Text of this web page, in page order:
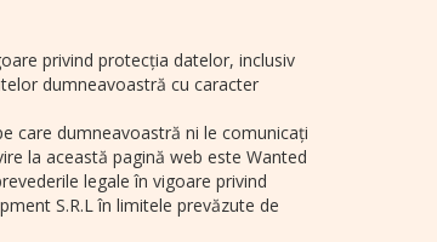
privind protecția datelor, inclusiv
dumneavoastră cu caracter
care dumneavoastră ni le comunicați
la această pagină web este Wanted
legale în vigoare privind
S.R.L în limitele prevăzute de